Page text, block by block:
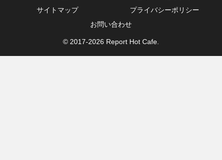
サイトマップ
プライバシーポリシー
お問い合わせ
© 2017-2026 Report Hot Cafe.